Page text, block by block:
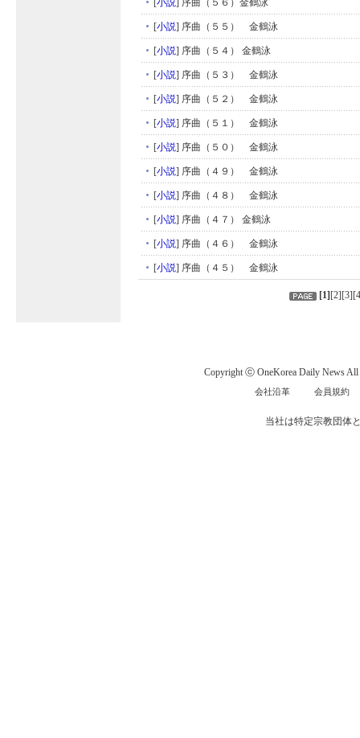
[小説] 序曲（５６）金鶴泳
[小説] 序曲（５５） 金鶴泳
[小説] 序曲（５４） 金鶴泳
[小説] 序曲（５３） 金鶴泳
[小説] 序曲（５２） 金鶴泳
[小説] 序曲（５１） 金鶴泳
[小説] 序曲（５０） 金鶴泳
[小説] 序曲（４９） 金鶴泳
[小説] 序曲（４８） 金鶴泳
[小説] 序曲（４７） 金鶴泳
[小説] 序曲（４６） 金鶴泳
[小説] 序曲（４５） 金鶴泳
[1] [2][3][4
Copyright ⓒ OneKorea Daily News All
会社沿革 会員規約
当社は特定宗教団体